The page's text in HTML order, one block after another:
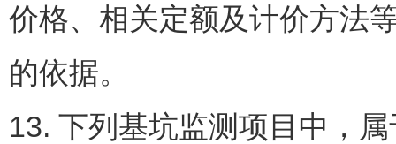
价格、相关定额及计价方法
的依据。
13. 下列基坑监测项目中，